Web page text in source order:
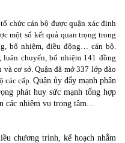
chức cán bộ được quận xác định
một số kết quả quan trọng trong
bổ nhiệm, điều động… cán bộ.
chuyển, bổ nhiệm 141 đồng
cơ sở. Quận đã mở 337 lớp đào
các cấp. Quận ủy đẩy mạnh phân
phát huy sức mạnh tổng hợp
nhiệm vụ trọng tâm...
chương trình, kế hoạch nhằm